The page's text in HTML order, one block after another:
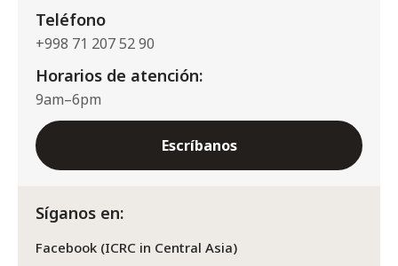
Teléfono
+998 71 207 52 90
Horarios de atención:
9am–6pm
Escríbanos
Síganos en:
Facebook (ICRC in Central Asia)